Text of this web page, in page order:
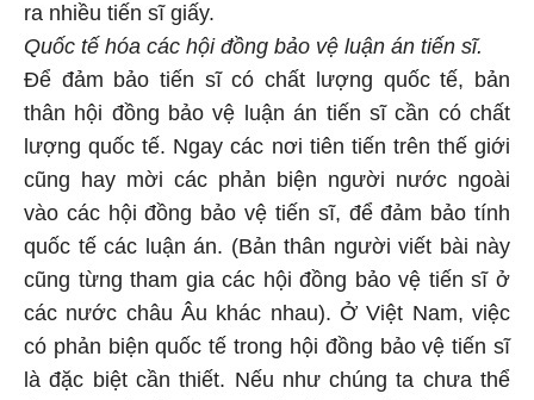
ra nhiều tiến sĩ giấy.
Quốc tế hóa các hội đồng bảo vệ luận án tiến sĩ.
Để đảm bảo tiến sĩ có chất lượng quốc tế, bản
thân hội đồng bảo vệ luận án tiến sĩ cần có chất
lượng quốc tế. Ngay các nơi tiên tiến trên thế giới
cũng hay mời các phản biện người nước ngoài
vào các hội đồng bảo vệ tiến sĩ, để đảm bảo tính
quốc tế các luận án. (Bản thân người viết bài này
cũng từng tham gia các hội đồng bảo vệ tiến sĩ ở
các nước châu Âu khác nhau). Ở Việt Nam, việc
có phản biện quốc tế trong hội đồng bảo vệ tiến sĩ
là đặc biệt cần thiết. Nếu như chúng ta chưa thể